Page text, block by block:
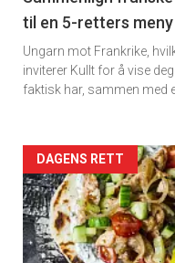
til en 5-retters meny
Ungarn mot Frankrike,
inviterer Kullt for å vise
faktisk har, sammen med
Forsiden
akkurat
nå
DAGENS RETT